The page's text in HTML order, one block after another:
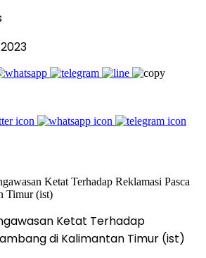
Ketat Terhadap
di Kalimantan Timur (ist)